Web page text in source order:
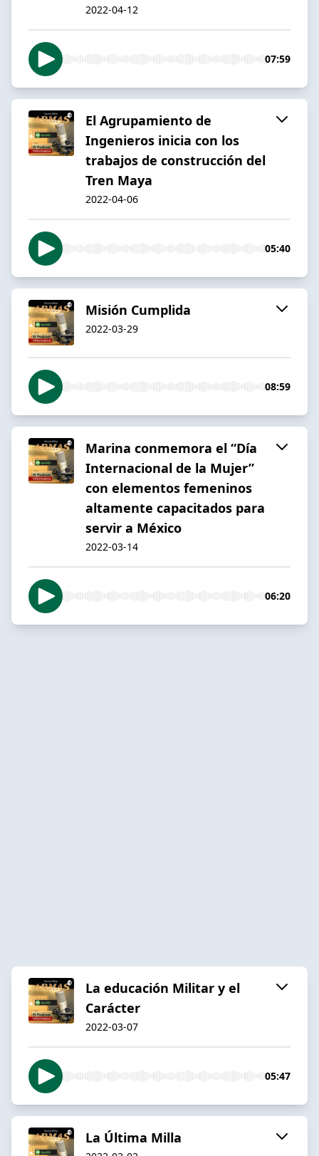
2022-04-12
07:59
El Agrupamiento de
Ingenieros inicia con los
trabajos de construcción del
Tren Maya
2022-04-06
05:40
Misión Cumplida
2022-03-29
08:59
Marina conmemora el “Día
Internacional de la Mujer”
con elementos femeninos
altamente capacitados para
servir a México
2022-03-14
06:20
La educación Militar y el
Carácter
2022-03-07
05:47
La Última Milla